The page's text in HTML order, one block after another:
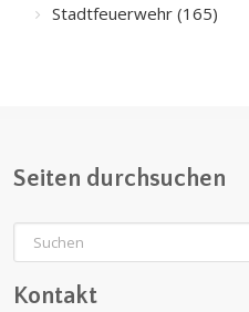
Stadtfeuerwehr (165)
Seiten durchsuchen
Kontakt